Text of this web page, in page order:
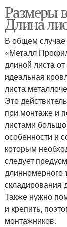
Размеры
Длина
В общем случае
«Металл
длиной листа
идеальная
листа
Это
при монтаже и
листами
особенности и
которым
следует
длинномерного
складирования
Также нужно
и крепить,
монтажников.